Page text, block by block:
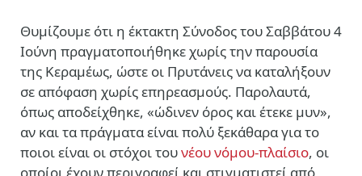
Θυμίζουμε ότι η έκτακτη Σύνοδος του Σαββάτου 4
Ιούνη πραγματοποιήθηκε χωρίς την παρουσία
της Κεραμέως, ώστε οι Πρυτάνεις να καταλήξουν
σε απόφαση χωρίς επηρεασμούς. Παρολαυτά,
όπως αποδείχθηκε, «ώδινεν όρος και έτεκε μυν»,
αν και τα πράγματα είναι πολύ ξεκάθαρα για το
ποιοι είναι οι στόχοι τουνέου νόμου-πλαίσιο, οι
οποίοι έχουν περιγραφεί και στιγματιστεί από